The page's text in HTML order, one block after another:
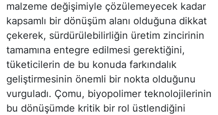
malzeme değişimiyle çözülemeyecek kadar
kapsamlı bir dönüşüm alanı olduğuna dikkat
çekerek, sürdürülebilirliğin üretim zincirinin
tamamına entegre edilmesi gerektiğini,
tüketicilerin de bu konuda farkındalık
geliştirmesinin önemli bir nokta olduğunu
vurguladı. Çomu, biyopolimer teknolojilerinin
bu dönüşümde kritik bir rol üstlendiğini